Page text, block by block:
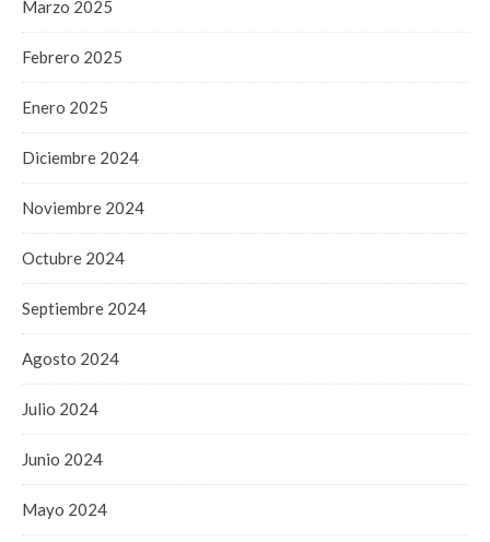
Marzo 2025
Febrero 2025
Enero 2025
Diciembre 2024
Noviembre 2024
Octubre 2024
Septiembre 2024
Agosto 2024
Julio 2024
Junio 2024
Mayo 2024